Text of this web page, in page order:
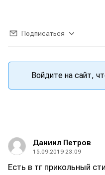
Подписаться
Войдите на сайт,
Даниил Петров
15.09.2019 23:09
Есть в тг прикольный